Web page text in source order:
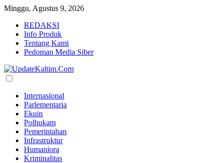
Minggu, Agustus 9, 2026
REDAKSI
Info Produk
Tentang Kami
Pedoman Media Siber
Internasional
Parlementaria
Ekuin
Polhukam
Pemerintahan
Infrastruktur
Humaniora
Kriminalitas